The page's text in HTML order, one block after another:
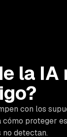
la IA
con los
cómo proteger
detectan.